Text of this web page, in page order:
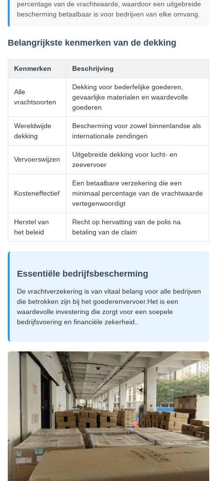
percentage van de vrachtwaarde, waardoor een uitgebreide
bescherming betaalbaar is voor bedrijven van elke omvang.
Belangrijkste kenmerken van de dekking
Kenmerken Beschrijving
Alle
vrachtsoorten
Dekking voor bederfelijke goederen,
gevaarlijke materialen en waardevolle
goederen
Wereldwijde
dekking
Bescherming voor zowel binnenlandse als
internationale zendingen
Vervoerswijzen
Uitgebreide dekking voor lucht- en
zeevervoer
Kosteneffectief
Een betaalbare verzekering die een
minimaal percentage van de vrachtwaarde
vertegenwoordigt
Herstel van
het beleid
Recht op hervatting van de polis na
betaling van de claim
Essentiële bedrijfsbescherming
De vrachtverzekering is van vitaal belang voor alle bedrijven
die betrokken zijn bij het goederenvervoer.Het is een
waardevolle investering die zorgt voor een soepele
bedrijfsvoering en financiële zekerheid..